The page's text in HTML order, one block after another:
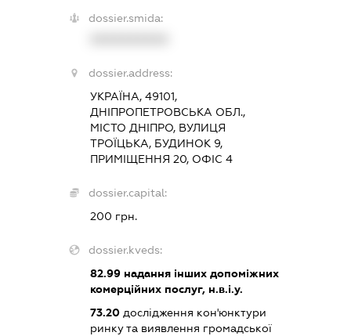
dossier.smida:
dossier.address:
УКРАЇНА, 49101,
ДНІПРОПЕТРОВСЬКА ОБЛ.,
МІСТО ДНІПРО, ВУЛИЦЯ
ТРОЇЦЬКА, БУДИНОК 9,
ПРИМІЩЕННЯ 20, ОФІС 4
dossier.capital:
200 грн.
dossier.kveds:
82.99надання інших допоміжних
комерційних послуг, н.в.і.у.
73.20дослідження кон'юнктури
ринку та виявлення громадської